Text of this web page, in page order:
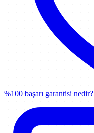
%100 başarı garantisi nedir?